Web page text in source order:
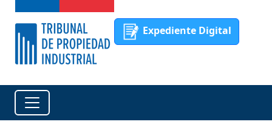
Expediente Digital